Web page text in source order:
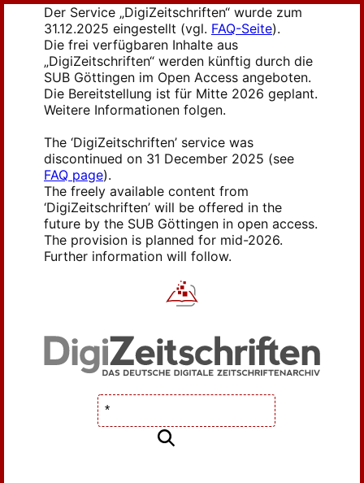
Der Service „DigiZeitschriften“ wurde zum
31.12.2025 eingestellt (vgl. FAQ-Seite).
Die frei verfügbaren Inhalte aus
„DigiZeitschriften“ werden künftig durch die
SUB Göttingen im Open Access angeboten.
Die Bereitstellung ist für Mitte 2026 geplant.
Weitere Informationen folgen.
The ‘DigiZeitschriften’ service was
discontinued on 31 December 2025 (see
FAQ page).
The freely available content from
‘DigiZeitschriften’ will be offered in the
future by the SUB Göttingen in open access.
The provision is planned for mid-2026.
Further information will follow.